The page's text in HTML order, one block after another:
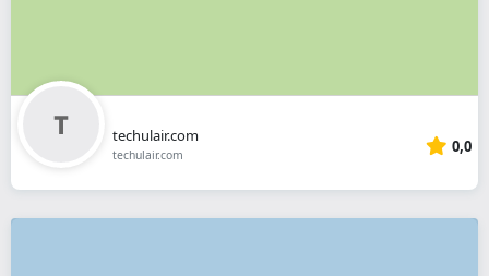
techulair.com
techulair.com 0,0